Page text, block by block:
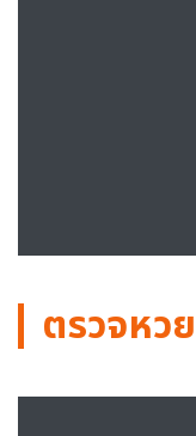
ตรวจหวย